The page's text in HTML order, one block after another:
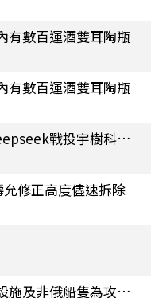
數百運酒雙耳陶瓶
數百運酒雙耳陶瓶
杭州「絕代雙驕」合體引熱議 Deepseek戰投宇樹科技 鎖定具身智能
修正高度儘速拆除
彭博：烏克蘭承諾不以黑海石油設施及非俄船隻為攻擊目標